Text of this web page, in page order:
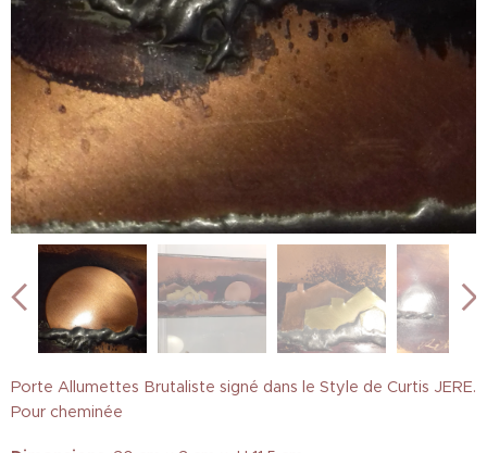
Porte Allumettes Brutaliste signé dans le Style de Curtis JERE.
Pour cheminée